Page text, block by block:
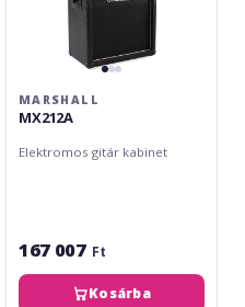
MARSHALL
MX212A
Elektromos gitár kabinet
167 007 Ft
Kosárba